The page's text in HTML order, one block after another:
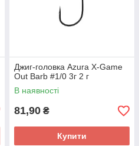
Джиг-головка Azura X-Game
Out Barb #1/0 3г 2 г
В наявності
81,90 ₴
Купити